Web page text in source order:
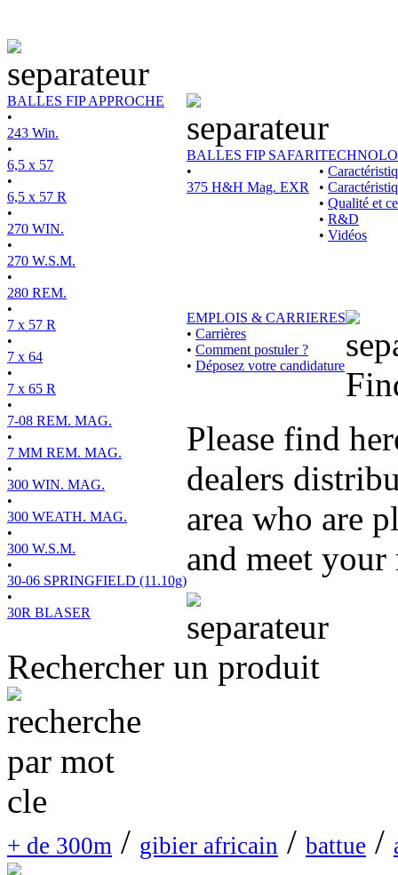
BALLES FIP APPROCHE
•
243 Win.
•
6,5 x 57
•
6,5 x 57 R
•
270 WIN.
•
270 W.S.M.
•
280 REM.
•
7 x 57 R
•
7 x 64
•
7 x 65 R
•
7-08 REM. MAG.
•
7 MM REM. MAG.
•
300 WIN. MAG.
•
300 WEATH. MAG.
•
300 W.S.M.
•
30-06 SPRINGFIELD (11.10g)
•
30R BLASER
BALLES FIP SAFARI
•
375 H&H Mag. EXR
•
•
• Qualité et
• R&D
• Vidéos
EMPLOIS & CARRIERES
• Carrières
• Comment postuler ?
• Déposez votre candidature
Please find
dealers
area who are
and meet your
Rechercher un produit
+ de 300m / gibier africain / battue /